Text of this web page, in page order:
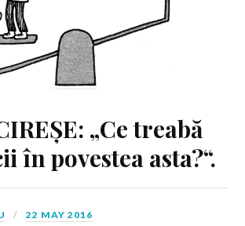
„Ce treabă
în povestea asta?“.
22 MAY 2016